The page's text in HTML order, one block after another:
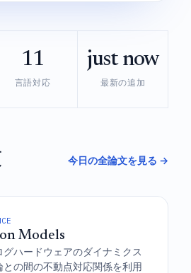
11
言語対応
just now
最新の追加
今日の全論文を見る →
Models
ハードウェアのダイナミクス
との間の不動点対応関係を利用